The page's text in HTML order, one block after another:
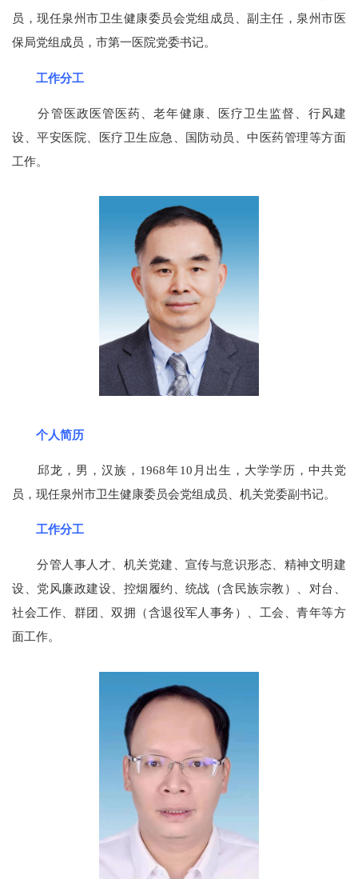
员，现任泉州市卫生健康委员会党组成员、副主任，泉州市医
保局党组成员，市第一医院党委书记。
工作分工
分管医政医管医药、老年健康、医疗卫生监督、行风建
设、平安医院、医疗卫生应急、国防动员、中医药管理等方面
工作。
个人简历
邱龙，男，汉族，1968年10月出生，大学学历，中共党
员，现任泉州市卫生健康委员会党组成员、机关党委副书记。
工作分工
分管人事人才、机关党建、宣传与意识形态、精神文明建
设、党风廉政建设、控烟履约、统战（含民族宗教）、对台、
社会工作、群团、双拥（含退役军人事务）、工会、青年等方
面工作。